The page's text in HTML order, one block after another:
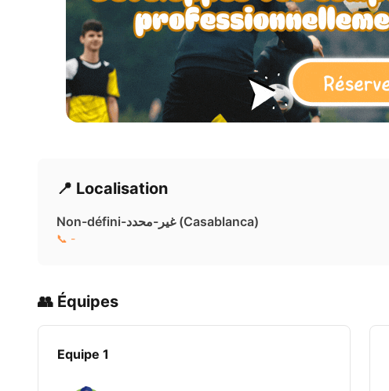
📍 Localisation
Non-défini-غير-محدد ( Casablanca)
📞 -
👥 Équipes
Equipe 1